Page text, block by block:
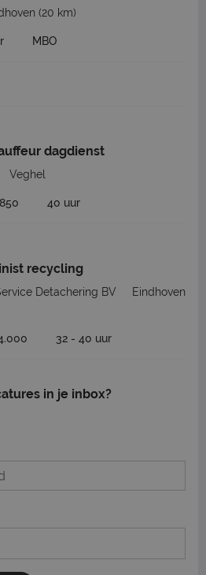
(20 km)
MBO
dagdienst
Veghel
40 uur
recycling
Detachering BV
Eindhoven
32 - 40 uur
in je inbox?